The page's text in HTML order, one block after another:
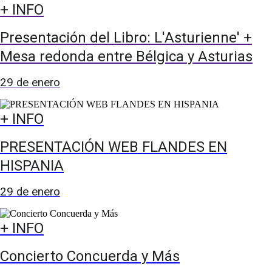
+ INFO
Presentación del Libro: L'Asturienne' +
Mesa redonda entre Bélgica y Asturias
29 de enero
+ INFO
PRESENTACIÓN WEB FLANDES EN
HISPANIA
29 de enero
+ INFO
Concierto Concuerda y Más